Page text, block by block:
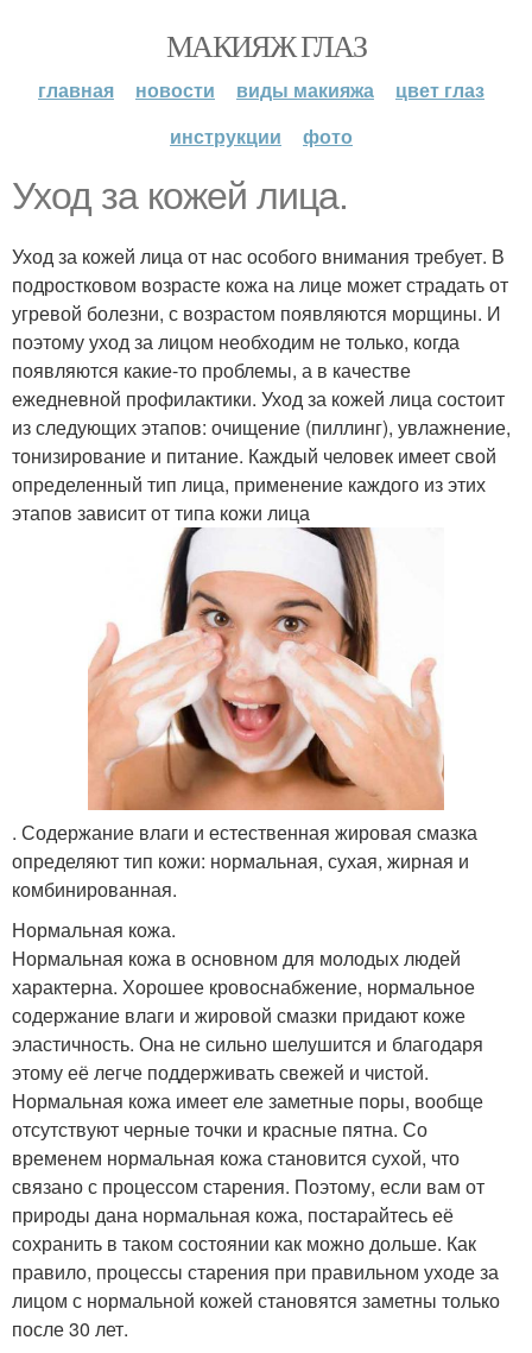
МАКИЯЖ ГЛАЗ
главная новости виды макияжа
цвет глаз
инструкции
фото
Уход за кожей лица.
Уход за кожей лица от нас особого внимания требует. В
подростковом возрасте кожа на лице может страдать от
угревой болезни, с возрастом появляются морщины. И
поэтому уход за лицом необходим не только, когда
появляются какие-то проблемы, а в качестве
ежедневной профилактики. Уход за кожей лица состоит
из следующих этапов: очищение (пиллинг), увлажнение,
тонизирование и питание. Каждый человек имеет свой
определенный тип лица, применение каждого из этих
этапов зависит от типа кожи лица
. Содержание влаги и естественная жировая смазка
определяют тип кожи: нормальная, сухая, жирная и
комбинированная.
Нормальная кожа.
Нормальная кожа в основном для молодых людей
характерна. Хорошее кровоснабжение, нормальное
содержание влаги и жировой смазки придают коже
эластичность. Она не сильно шелушится и благодаря
этому её легче поддерживать свежей и чистой.
Нормальная кожа имеет еле заметные поры, вообще
отсутствуют черные точки и красные пятна. Со
временем нормальная кожа становится сухой, что
связано с процессом старения. Поэтому, если вам от
природы дана нормальная кожа, постарайтесь её
сохранить в таком состоянии как можно дольше. Как
правило, процессы старения при правильном уходе за
лицом с нормальной кожей становятся заметны только
после 30 лет.